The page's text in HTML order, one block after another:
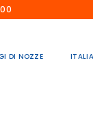
DI NOZZE ITALIA